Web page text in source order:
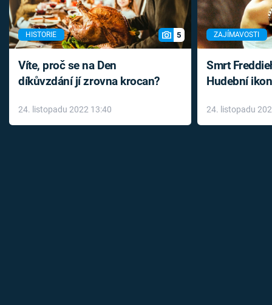
HISTORIE 5
Víte, proč se na Den
díkůvzdání jí zrovna krocan?
24. listopadu 2022 13:40
ZAJÍMAVOSTI
Smrt
Hudební
léky
24. listopadu